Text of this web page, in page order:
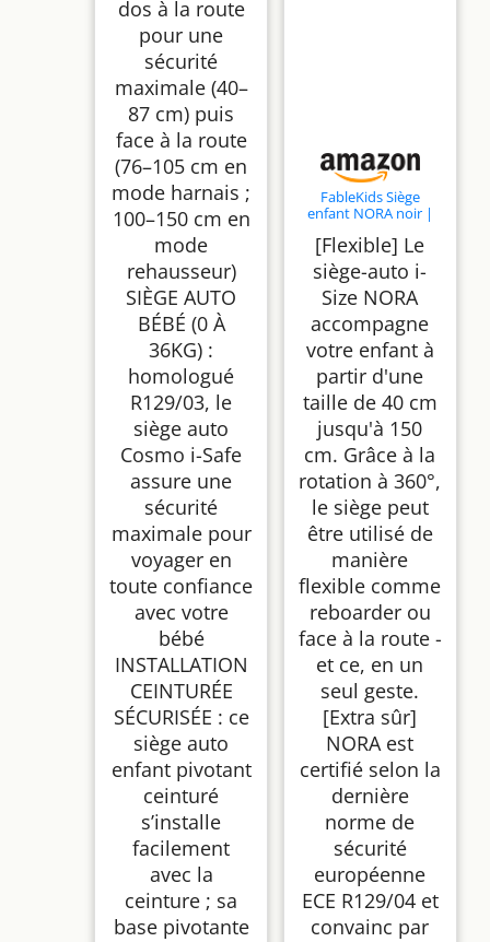
dos à la route
pour une
sécurité
maximale (40–
87 cm) puis
face à la route
(76–105 cm en
mode harnais ;
100–150 cm en
mode
rehausseur)
SIÈGE AUTO
BÉBÉ (0 À
36KG) :
homologué
R129/03, le
siège auto
Cosmo i-Safe
assure une
sécurité
maximale pour
voyager en
toute confiance
avec votre
bébé
INSTALLATION
CEINTURÉE
SÉCURISÉE : ce
siège auto
enfant pivotant
ceinturé
s’installe
facilement
avec la
ceinture ; sa
base pivotante
FableKids Siège
enfant NORA noir |
pivotant à 360° 40-
150 cm | Siège dos à
la route avec ISOFIX
et jambe de force |
Appuie-tête et dossier
réglables en hauteur
| Certifié ECE R129/04
[Flexible] Le
siège-auto i-
Size NORA
accompagne
votre enfant à
partir d'une
taille de 40 cm
jusqu'à 150
cm. Grâce à la
rotation à 360°,
le siège peut
être utilisé de
manière
flexible comme
reboarder ou
face à la route -
et ce, en un
seul geste.
[Extra sûr]
NORA est
certifié selon la
dernière
norme de
sécurité
européenne
ECE R129/04 et
convainc par